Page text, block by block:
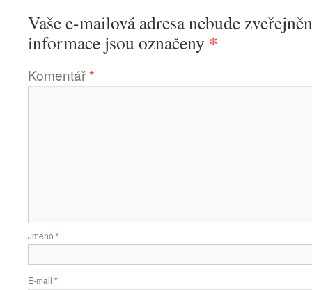
Vaše e-mailová adresa nebude
informace jsou označeny *
Komentář*
Jméno *
E-mail *